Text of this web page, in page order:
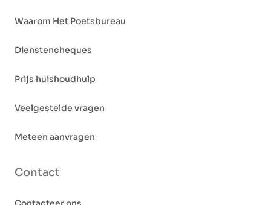
Waarom Het Poetsbureau
Dienstencheques
Prijs huishoudhulp
Veelgestelde vragen
Meteen aanvragen
Contact